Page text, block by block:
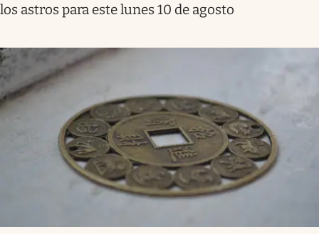
los astros para este lunes 10 de agosto